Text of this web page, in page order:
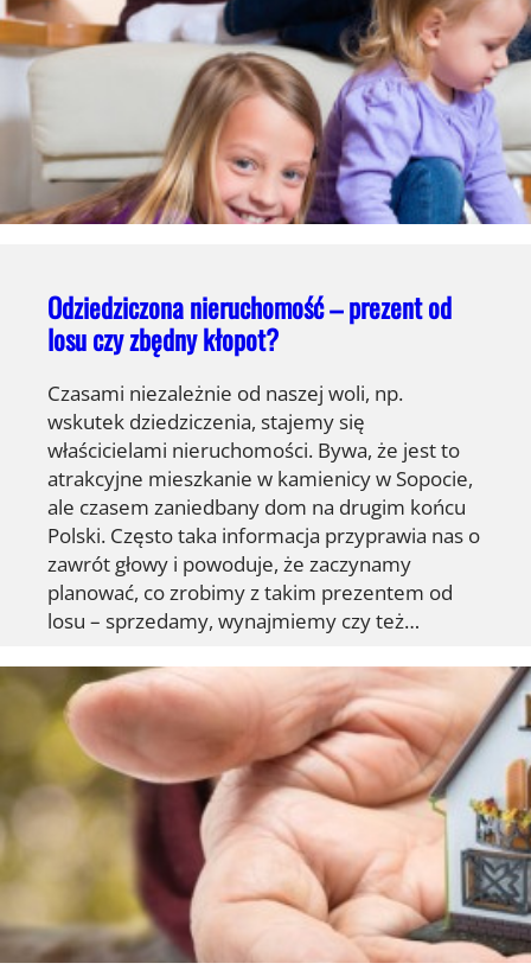
Odziedziczona nieruchomość – prezent od
losu czy zbędny kłopot?
Czasami niezależnie od naszej woli, np.
wskutek dziedziczenia, stajemy się
właścicielami nieruchomości. Bywa, że jest to
atrakcyjne mieszkanie w kamienicy w Sopocie,
ale czasem zaniedbany dom na drugim końcu
Polski. Często taka informacja przyprawia nas o
zawrót głowy i powoduje, że zaczynamy
planować, co zrobimy z takim prezentem od
losu – sprzedamy, wynajmiemy czy też…